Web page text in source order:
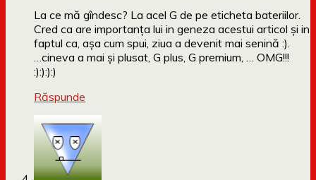
La ce mă gîndesc? La acel G de pe eticheta bateriilor.
Cred ca are importanţa lui in geneza acestui articol şi in
faptul ca, aşa cum spui, ziua a devenit mai senină :).
…cineva a mai şi plusat, G plus, G premium, … OMG!!!
:):):):)
Răspunde